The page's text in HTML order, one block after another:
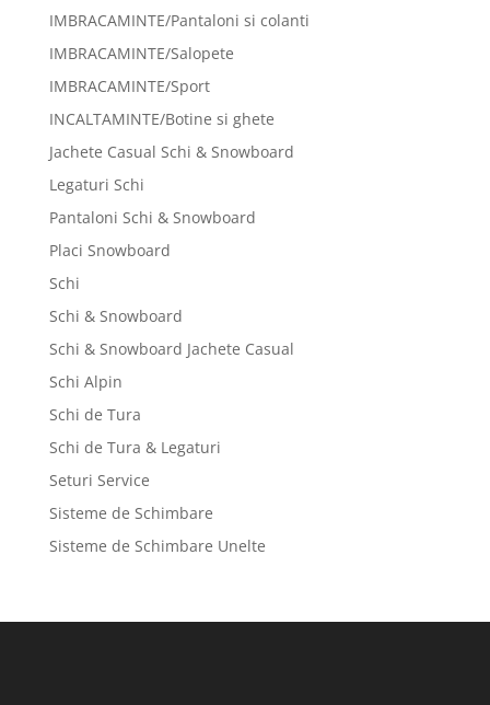
IMBRACAMINTE/Pantaloni si colanti
IMBRACAMINTE/Salopete
IMBRACAMINTE/Sport
INCALTAMINTE/Botine si ghete
Jachete Casual Schi & Snowboard
Legaturi Schi
Pantaloni Schi & Snowboard
Placi Snowboard
Schi
Schi & Snowboard
Schi & Snowboard Jachete Casual
Schi Alpin
Schi de Tura
Schi de Tura & Legaturi
Seturi Service
Sisteme de Schimbare
Sisteme de Schimbare Unelte